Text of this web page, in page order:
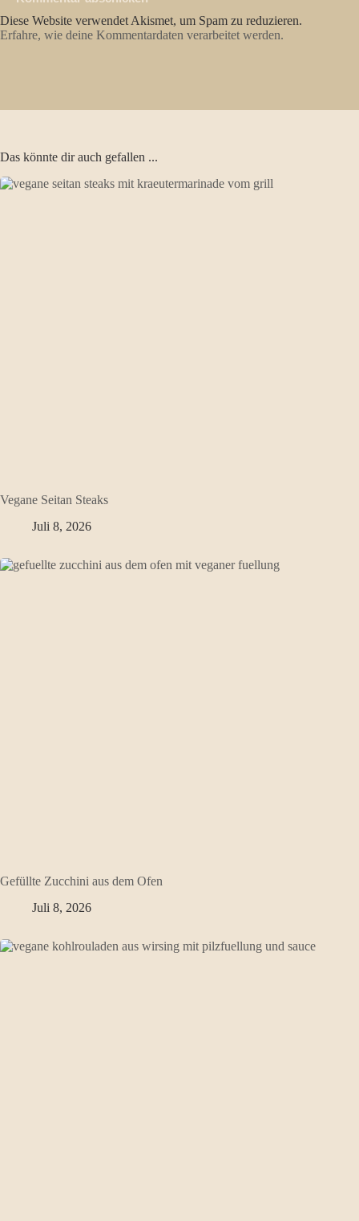
Diese Website verwendet Akismet, um Spam zu reduzieren.
Erfahre, wie deine Kommentardaten verarbeitet werden.
Das könnte dir auch gefallen ...
Vegane Seitan Steaks
Juli 8, 2026
Gefüllte Zucchini aus dem Ofen
Juli 8, 2026